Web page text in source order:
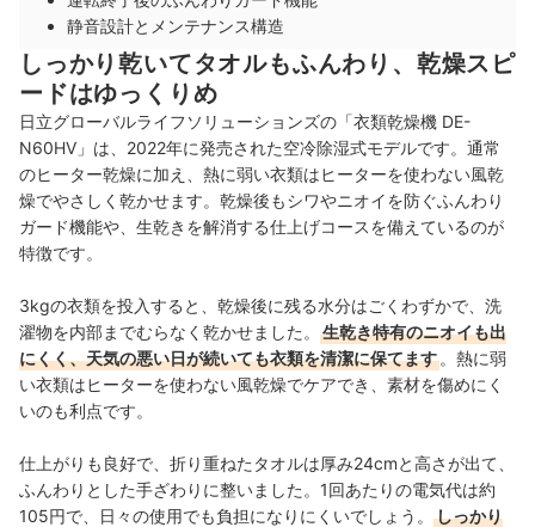
静音設計とメンテナンス構造
しっかり乾いてタオルもふんわり、乾燥スピ
ードはゆっくりめ
日立グローバルライフソリューションズの「衣類乾燥機 DE-
N60HV」は、2022年に発売された空冷除湿式モデルです。通常
のヒーター乾燥に加え、熱に弱い衣類はヒーターを使わない風乾
燥でやさしく乾かせます。乾燥後もシワやニオイを防ぐふんわり
ガード機能や、生乾きを解消する仕上げコースを備えているのが
特徴です。
3kgの衣類を投入すると、乾燥後に残る水分はごくわずかで、洗
濯物を内部までむらなく乾かせました。
生乾き特有のニオイも出
にくく、天気の悪い日が続いても衣類を清潔に保てます 。熱に弱
い衣類はヒーターを使わない風乾燥でケアでき、素材を傷めにく
いのも利点です。
仕上がりも良好で、折り重ねたタオルは厚み24cmと高さが出て、
ふんわりとした手ざわりに整いました。1回あたりの電気代は約
105円で、日々の使用でも負担になりにくいでしょう。
しっかり